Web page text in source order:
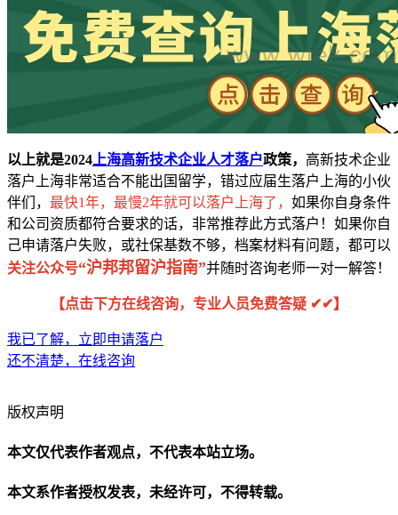
以上就是2024 上海高新技术企业人才落户政策， 高新技术企业
落户上海非常适合不能出国留学，错过应届生落户上海的小伙
伴们， 最快1年，最慢2年就可以落户上海了， 如果你自身条件
和公司资质都符合要求的话，非常推荐此方式落户！如果你自
己申请落户失败，或社保基数不够，档案材料有问题，都可以
关注公众号“沪邦邦留沪指南”并随时咨询老师一对一解答！
【点击下方在线咨询，专业人员免费答疑 ✔✔】
我已了解，立即申请落户
还不清楚，在线咨询
版权声明
本文仅代表作者观点，不代表本站立场。
本文系作者授权发表，未经许可，不得转载。